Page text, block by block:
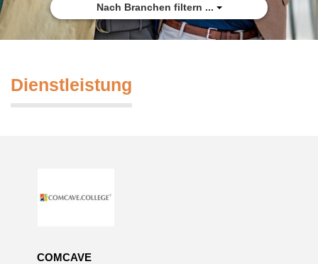
Nach Branchen filtern ...
Dienstleistung
COMCAVE